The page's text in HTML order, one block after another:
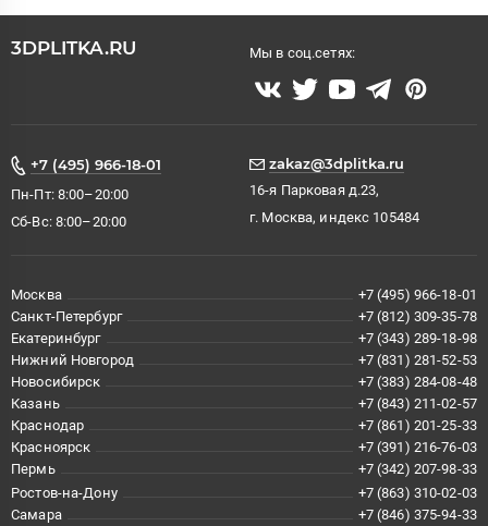
3DPLITKA.RU Мы в соц.сетях:
+7 (495) 966-18-01
Пн-Пт: 8:00–20:00
Сб-Вс: 8:00–20:00
zakaz@3dplitka.ru
16-я Парковая д.23,
г. Москва, индекс 105484
Москва
+7 (495) 966-18-01
Санкт-Петербург
+7 (812) 309-35-78
Екатеринбург
+7 (343) 289-18-98
Нижний Новгород
+7 (831) 281-52-53
Новосибирск
+7 (383) 284-08-48
Казань
+7 (843) 211-02-57
Краснодар
+7 (861) 201-25-33
Красноярск
+7 (391) 216-76-03
Пермь
+7 (342) 207-98-33
Ростов-на-Дону
+7 (863) 310-02-03
Самара
+7 (846) 375-94-33